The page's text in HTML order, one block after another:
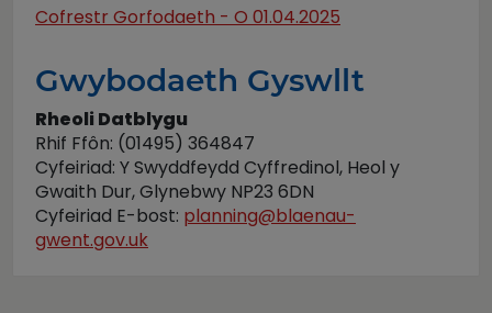
Cofrestr Gorfodaeth - O 01.04.2025
Gwybodaeth Gyswllt
Rheoli Datblygu
Rhif Ffôn: (01495) 364847
Cyfeiriad: Y Swyddfeydd Cyffredinol, Heol y
Gwaith Dur, Glynebwy NP23 6DN
Cyfeiriad E-bost: planning@blaenau-
gwent.gov.uk